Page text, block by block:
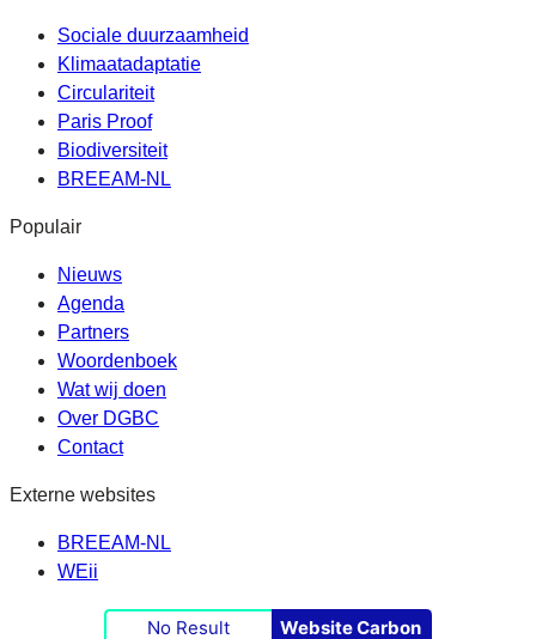
Sociale duurzaamheid
Klimaatadaptatie
Circulariteit
Paris Proof
Biodiversiteit
BREEAM-NL
Populair
Nieuws
Agenda
Partners
Woordenboek
Wat wij doen
Over DGBC
Contact
Externe websites
BREEAM-NL
WEii
No Result Website Carbon